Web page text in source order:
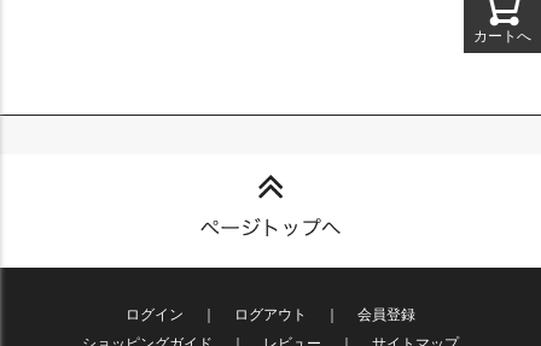
カートへ
ログイン ログアウト
会員登録